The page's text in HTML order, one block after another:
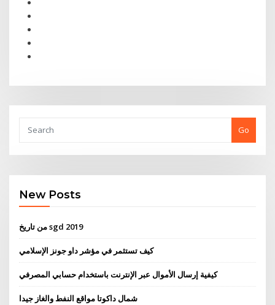
Go
New Posts
من تاريخ sgd 2019
كيف تستثمر في مؤشر داو جونز الإسلامي
كيفية إرسال الأموال عبر الإنترنت باستخدام حسابي المصرفي
شمال داكوتا مواقع النفط والغاز جيدا